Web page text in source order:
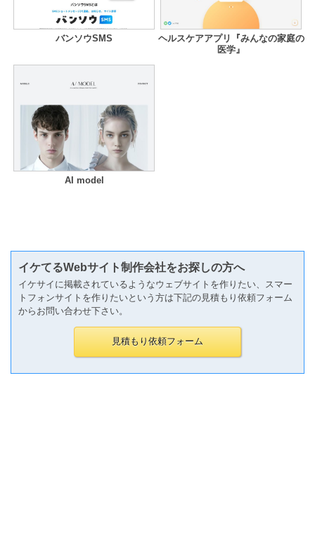
バンソウSMS
ヘルスケアアプリ『みんなの家庭の
医学』
AI model
イケてるWebサイト制作会社をお探しの方へ
イケサイに掲載されているようなウェブサイトを作りたい、スマー
トフォンサイトを作りたいという方は下記の見積もり依頼フォーム
からお問い合わせ下さい。